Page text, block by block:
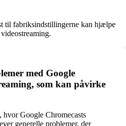
til fabriksindstillingerne kan hjælpe
med Google
som kan påvirke
hvor Google Chromecasts
generelle problemer, der